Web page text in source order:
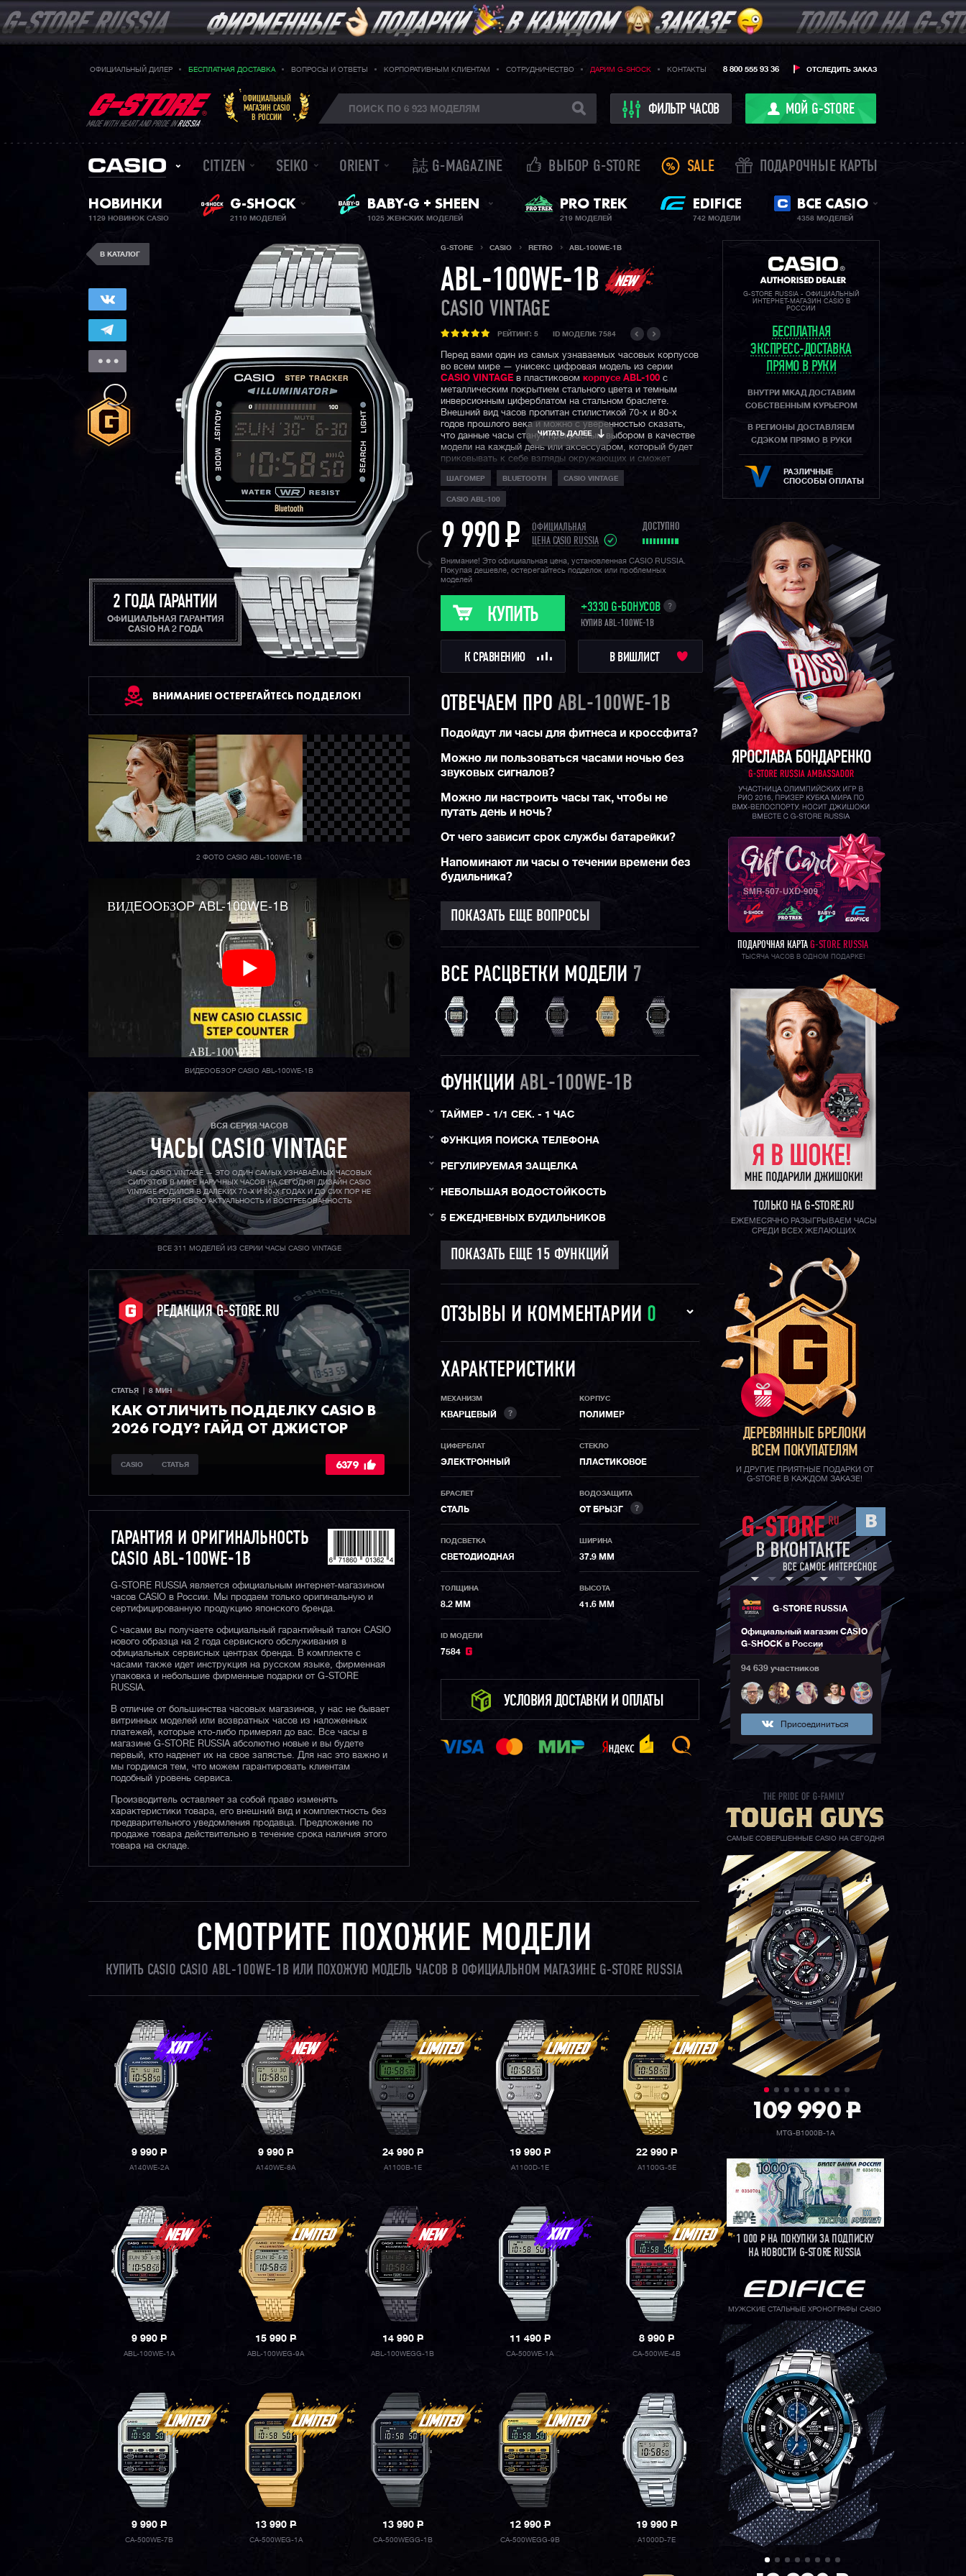
ОФИЦИАЛЬНЫЙ ДИЛЕР БЕСПЛАТНАЯ ДОСТАВКА ВОПРОСЫ И ОТВЕТЫ КОРПОРАТИВНЫМ КЛИЕНТАМ СОТРУДНИЧЕСТВО ДАРИМ G-SHOCK КОНТАКТЫ ОТСЛЕДИТЬ ЗАКАЗ
8 800 555 93 36
MADE WITH HEART AND PRIDE INRUSSIA
ОФИЦИАЛЬНЫЙ
МАГАЗИН CASIO
В РОССИИ
ФИЛЬТР ЧАСОВ МОЙ G-STORE
CITIZEN SEIKO ORIENT 誌 G-MAGAZINE ВЫБОР G-STORE SALE ПОДАРОЧНЫЕ КАРТЫ
НОВИНКИ
1129 НОВИНОК CASIO
G-SHOCK
2110 МОДЕЛЕЙ
BABY-G + SHEEN
ЖЕНСКИЕ ЧАСЫ
1025 ЖЕНСКИХ МОДЕЛЕЙ
PRO TREK
219 МОДЕЛЕЙ
EDIFICE
742 МОДЕЛИ
ВСЕ CASIO
4358 МОДЕЛЕЙ
В КАТАЛОГ
2 ГОДА ГАРАНТИИ
ОФИЦИАЛЬНАЯ ГАРАНТИЯ
CASIO НА 2 ГОДА
ВНИМАНИЕ! ОСТЕРЕГАЙТЕСЬ ПОДДЕЛОК!
2 ФОТО CASIO ABL-100WE-1B
ВИДEOOБЗOP ABL-100WE-1B
ВИДЕООБЗОР CASIO ABL-100WE-1B
ВСЯ СЕРИЯ ЧАСОВ
ЧАСЫ CASIO VINTAGE
ЧАСЫ CASIO VINTAGE — ЭТО ОДИН САМЫХ УЗНАВАЕМЫХ ЧАСОВЫХ
СИЛУЭТОВ В МИРЕ НАРУЧНЫХ ЧАСОВ НА СЕГОДНЯ! ДИЗАЙН CASIO
VINTAGE РОДИЛСЯ В ДАЛЕКИХ 70-X И 80-X ГОДАХ И ДО СИХ ПОР НЕ
ПОТЕРЯЛ СВОЮ АКТУАЛЬНОСТЬ И ВОСТРЕБОВАННОСТЬ
ВСЕ 311 МОДЕЛЕЙ ИЗ СЕРИИ ЧАСЫ CASIO VINTAGE
РЕДАКЦИЯ G-STORE.RU
СТАТЬЯ  |  8 МИН
КАК ОТЛИЧИТЬ ПОДДЕЛКУ CASIO В
2026 ГОДУ? ГАЙД ОТ ДЖИСТОР
CASIO СТАТЬЯ 6379
ГАРАНТИЯ И ОРИГИНАЛЬНОСТЬ
CASIO ABL-100WE-1B
G-STORE RUSSIA является официальным интернет-магазином
часов CASIO в России. Мы продаем только оригинальную и
сертифицированную продукцию японского бренда.
С часами вы получаете официальный гарантийный талон CASIO
нового образца на 2 года сервисного обслуживания в
официальных сервисных центрах бренда. В комплекте с
часами также идет инструкция на русском языке, фирменная
упаковка и небольшие фирменные подарки от G-STORE
RUSSIA.
В отличие от большинства часовых магазинов, у нас не бывает
витринных моделей или возвратных часов из наложенных
платежей, которые кто-либо примерял до вас. Все часы в
магазине G-STORE RUSSIA абсолютно новые и вы будете
первый, кто наденет их на свое запястье. Для нас это важно и
мы гордимся тем, что можем гарантировать клиентам
подобный уровень сервиса.
Производитель оставляет за собой право изменять
характеристики товара, его внешний вид и комплектность без
предварительного уведомления продавца. Предложение по
продаже товара действительно в течение срока наличия этого
товара на складе.
G-STORE CASIO RETRO ABL-100WE-1B
ABL-100WE-1B
CASIO VINTAGE
РЕЙТИНГ: 5 ID МОДЕЛИ: 7584
Перед вами один из самых узнаваемых часовых корпусов
во всем мире — унисекс цифровая модель из серии
CASIO VINTAGE в пластиковом корпусе ABL-100 с
металлическим покрытием стального цвета и темным
инверсионным циферблатом на стальном браслете.
Внешний вид часов пропитан стилистикой 70-х и 80-х
годов прошлого века и можно с уверенностью сказать,
что данные часы станут прекрасным выбором в качестве
модели на каждый день или аксессуаром, который будет
приковывать к себе взгляды окружающих и сможет
гармонично дополнить тот или иной образ.
Но особенность данного релиза 2024 года не во внешнем
виде. Впервые винтажные модели Casio получили
приложением CASIO WATCHES на смартфоне через
блютус. Теперь на вашем запястье будет не только
функциональный помощник, который поможет вам
ежедневно поддерживать себя в форме, помогая
контролировать дневную активность.
Напомним, что ретро коллекция Casio Vintage — это
линейка недорогих часов CASIO, внешний вид которых
отсылает нас прямиком к 70-80 годам прошлого столетия
и несмотря на свою ценовую доступность, вы можете
быть убеждены, что у данных часов есть душа и свой
ЧИТАТЬ ДАЛЕЕ
ШАГОМЕР BLUETOOTH CASIO VINTAGE
CASIO ABL-100
9 990P
ОФИЦИАЛЬНАЯ
ЦЕНА CASIO RUSSIA
ДОСТУПНО
Внимание! Это официальная цена, установленная CASIO RUSSIA.
Покупая дешевле, остерегайтесь подделок или проблемных
моделей
КУПИТЬ +3330 G-БОНУСОВ
КУПИВ ABL-100WE-1B
?
К СРАВНЕНИЮ В ВИШЛИСТ
ОТВЕЧАЕМ ПРО ABL-100WE-1B
Подойдут ли часы для фитнеса и кроссфита?
Можно ли пользоваться часами ночью без
звуковых сигналов?
Можно ли настроить часы так, чтобы не
путать день и ночь?
От чего зависит срок службы батарейки?
Напоминают ли часы о течении времени без
будильника?
ПОКАЗАТЬ ЕЩЕ ВОПРОСЫ
ВСЕ РАСЦВЕТКИ МОДЕЛИ 7
ФУНКЦИИ ABL-100WE-1B
ТАЙМЕР - 1/1 СЕК. - 1 ЧАС
ФУНКЦИЯ ПОИСКА ТЕЛЕФОНА
РЕГУЛИРУЕМАЯ ЗАЩЕЛКА
НЕБОЛЬШАЯ ВОДОСТОЙКОСТЬ
5 ЕЖЕДНЕВНЫХ БУДИЛЬНИКОВ
ОТЗЫВЫ И КОММЕНТАРИИ 0
ХАРАКТЕРИСТИКИ
МЕХАНИЗМ
КВАРЦЕВЫЙ ?
КОРПУС
ПОЛИМЕР
ЦИФЕРБЛАТ
ЭЛЕКТРОННЫЙ
СТЕКЛО
ПЛАСТИКОВОЕ
БРАСЛЕТ
СТАЛЬ
ВОДОЗАЩИТА
ОТ БРЫЗГ ?
ПОДСВЕТКА
СВЕТОДИОДНАЯ
ШИРИНА
37.9 ММ
ТОЛЩИНА
8.2 ММ
ВЫСОТА
41.6 ММ
ID МОДЕЛИ
7584
УСЛОВИЯ ДОСТАВКИ И ОПЛАТЫ
СМОТРИТЕ ПОХОЖИЕ МОДЕЛИ
КУПИТЬ CASIO CASIO ABL-100WE-1B ИЛИ ПОХОЖУЮ МОДЕЛЬ ЧАСОВ В ОФИЦИАЛЬНОМ МАГАЗИНЕ G-STORE RUSSIA
9 990P
A140WE-2A
9 990P
A140WE-8A
24 990 P
A1100B-1E
19 990P
A1100D-1E
22 990P
A1100G-5E
9 990P
ABL-100WE-1A
15 990P
ABL-100WEG-9A
14 990 P
ABL-100WEGG-1B
11 490P
CA-500WE-1A
8 990P
CA-500WE-4B
9 990P
CA-500WE-7B
13 990P
CA-500WEG-1A
13 990 P
CA-500WEGG-1B
12 990P
CA-500WEGG-9B
19 990P
A1000D-7E
G-STORE RUSSIA - ОФИЦИАЛЬНЫЙ
ИНТЕРНЕТ-МАГАЗИН CASIO В
РОССИИ
БЕСПЛАТНАЯ
ЭКСПРЕСС-ДОСТАВКА
ПРЯМО В РУКИ
ВНУТРИ МКАД ДОСТАВИМ
СОБСТВЕННЫМ КУРЬЕРОМ
В РЕГИОНЫ ДОСТАВЛЯЕМ
СДЭКОМ ПРЯМО В РУКИ
РАЗЛИЧНЫЕ
СПОСОБЫ ОПЛАТЫ
ПОДАРОЧНАЯ КАРТА G-STORE RUSSIA
ТЫСЯЧА ЧАСОВ В ОДНОМ ПОДАРКЕ!
ТОЛЬКО НА G-STORE.RU
ЕЖЕМЕСЯЧНО РАЗЫГРЫВАЕМ ЧАСЫ
СРЕДИ ВСЕХ ЖЕЛАЮЩИХ
ДЕРЕВЯННЫЕ БРЕЛОКИ
ВСЕМ ПОКУПАТЕЛЯМ
И ДРУГИЕ ПРИЯТНЫЕ ПОДАРКИ ОТ
G-STORE В КАЖДОМ ЗАКАЗЕ!
G-STORE RUSSIA
Официальный магазин CASIO
G-SHOCK в России
94 639 участников
Присоединиться
САМЫЕ СОВЕРШЕННЫЕ CASIO НА СЕГОДНЯ
109 990P
MTG-B1000B-1A
1 000РНА ПОКУПКИ ЗА ПОДПИСКУ
НА НОВОСТИ G-STORE RUSSIA
МУЖСКИЕ СТАЛЬНЫЕ ХРОНОГРАФЫ CASIO